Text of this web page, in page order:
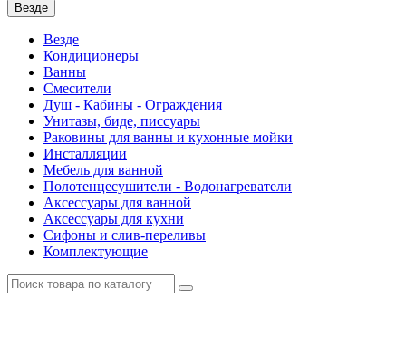
Везде
Везде
Кондиционеры
Ванны
Смесители
Душ - Кабины - Ограждения
Унитазы, биде, писсуары
Раковины для ванны и кухонные мойки
Инсталляции
Мебель для ванной
Полотенцесушители - Водонагреватели
Аксессуары для ванной
Аксессуары для кухни
Сифоны и слив-переливы
Комплектующие